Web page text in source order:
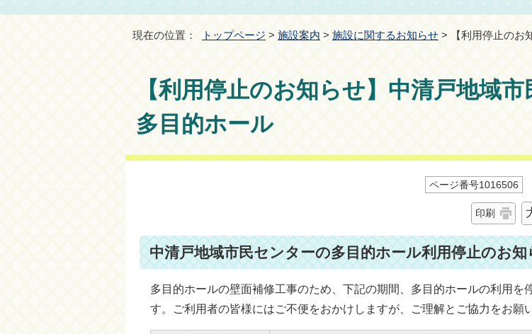
現在の位置： トップページ > 施設案内 > 施設に関するお知らせ > 【利用停止のお
【利用停止のお知らせ】中清戸地域
多目的ホール
ページ番号1016506
印刷
中清戸地域市民センターの多目的ホール利用停止のお知
多目的ホールの壁面補修工事のため、下記の期間、多目的ホールの利用を
す。ご利用者の皆様にはご不便をおかけしますが、ご理解とご協力をお願